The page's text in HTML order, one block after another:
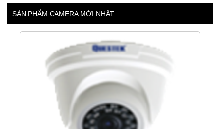
SẢN PHẨM CAMERA MỚI NHẤT